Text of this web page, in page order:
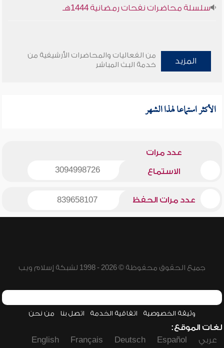
سلسلة محاضرات نفحات رمضانية 1444هـ
المزيد
من الفعاليات والمحاضرات الأرشيفية من
خدمة البث المباشر
الأكثر استماعا لهذا الشهر
عدد مرات
الاستماع 3094998726
عدد مرات الحفظ 839658107
جميع الحقوق محفوظة © 2026 - 1998 لشبكة إسلام ويب
وثيقة الخصوصية اتفاقية الخدمة اتصل بنا من نحن
لغات الموقع:
عربي
Español
Deutsch
Français
English